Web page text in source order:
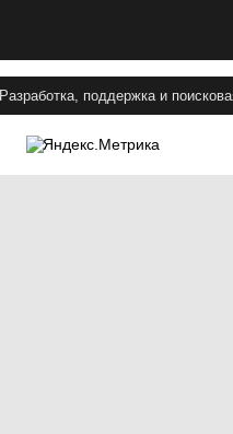
Разработка, поддержка и